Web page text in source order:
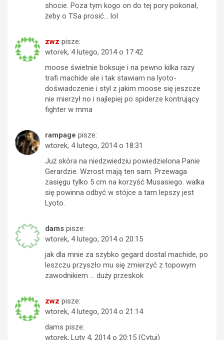
shocie. Poza tym kogo on do tej pory pokonał,
żeby o TSa prosić… lol
zwz pisze:
wtorek, 4 lutego, 2014 o 17:42
moose świetnie boksuje i na pewno kilka razy
trafi machide ale i tak stawiam na lyoto-
doświadczenie i styl z jakim moose się jeszcze
nie mierzył no i najlepiej po spiderze kontrujący
fighter w mma
rampage pisze:
wtorek, 4 lutego, 2014 o 18:31
Już skóra na niedzwiedziu powiedzielona Panie
Gerardzie. Wzrost mają ten sam. Przewaga
zasięgu tylko 5 cm na korzyść Musasiego. walka
się powinna odbyć w stójce a tam lepszy jest
Lyoto.
dams pisze:
wtorek, 4 lutego, 2014 o 20:15
jak dla mnie za szybko gegard dostal machide, po
leszczu przyszło mu się zmierzyć z topowym
zawodnikiem … duży przeskok
zwz pisze:
wtorek, 4 lutego, 2014 o 21:14
dams pisze:
wtorek, Luty 4, 2014 o 20:15 (Cytuj)